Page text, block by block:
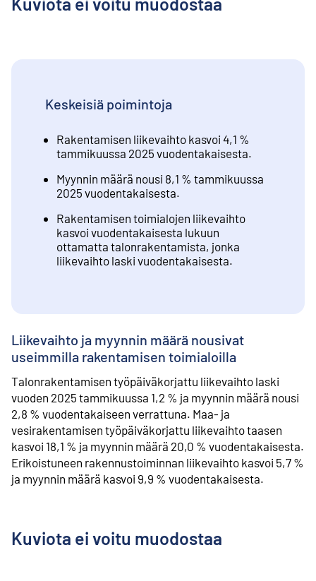
Keskeisiä poimintoja
Rakentamisen liikevaihto kasvoi 4,1 %
tammikuussa 2025 vuodentakaisesta.
Myynnin määrä nousi 8,1 % tammikuussa
2025 vuodentakaisesta.
Rakentamisen toimialojen liikevaihto
kasvoi vuodentakaisesta lukuun
ottamatta talonrakentamista, jonka
liikevaihto laski vuodentakaisesta.
Liikevaihto ja myynnin määrä nousivat
useimmilla rakentamisen toimialoilla
Talonrakentamisen työpäiväkorjattu liikevaihto laski
vuoden 2025 tammikuussa 1,2 % ja myynnin määrä nousi
2,8 % vuodentakaiseen verrattuna. Maa- ja
vesirakentamisen työpäiväkorjattu liikevaihto taasen
kasvoi 18,1 % ja myynnin määrä 20,0 % vuodentakaisesta.
Erikoistuneen rakennustoiminnan liikevaihto kasvoi 5,7 %
ja myynnin määrä kasvoi 9,9 % vuodentakaisesta.
Kuviota ei voitu muodostaa